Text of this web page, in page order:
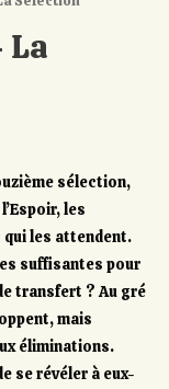
La
sélection,
les
qui les attendent.
suffisantes pour
transfert ? Au gré
mais
éliminations.
se révéler à eux-